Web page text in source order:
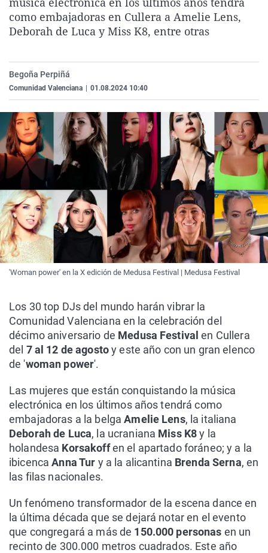
La rosa de los vientos
Gente viajera
Caso
Retornados
Extremadura
Galicia
Virales
Televisión
como embajadoras en Cullera a Amelie Lens,
Deborah de Luca y Miss K8, entre otras
Begoña Perpiñá
Comunidad Valenciana 01.08.2024 10:40
'Woman power' en la X edición de Medusa Festival | Medusa Festival
Los 30 top DJs del mundo harán vibrar la
Comunidad Valenciana en la celebración del
décimo aniversario de Medusa Festivalen Cullera
del 7 al 12 de agostoy este año con un gran elenco
de 'woman power'.
Las mujeres que están conquistando la música
electrónica en los últimos años tendrá como
embajadoras a la belgaAmelie Lens, la italiana
Deborah de Luca, la ucraniana Miss K8y la
holandesa Korsakoffen el apartado foráneo; y a la
ibicencaAnna Tur y a la alicantina Brenda Serna, en
las filas nacionales.
Un fenómeno transformador de la escena dance en
la última década que se dejará notar en el evento
que congregará a más de 150.000 personas en un
recinto de 300.000 metros cuadrados. Este año